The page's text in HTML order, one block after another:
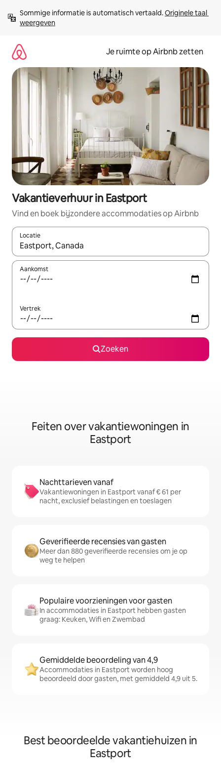
direct
naar
Sommige informatie is automatisch vertaald. Originele taal
weergeven
Je ruimte op Airbnb zetten
Vakantieverhuur in Eastport
Vind en boek bijzondere accommodaties op Airbnb
Locatie
Wanneer er suggesties beschikbaar zijn, maak je een keuze
Aankomst
Vertrek
Zoeken
Feiten over vakantiewoningen in
Eastport
Nachttarieven vanaf
Vakantiewoningen in Eastport vanaf € 61 per
nacht, exclusief belastingen en toeslagen
Geverifieerde recensies van gasten
Meer dan 880 geverifieerde recensies om je op
weg te helpen
Populaire voorzieningen voor gasten
In accommodaties in Eastport hebben gasten
graag: Keuken, Wifi en Zwembad
Gemiddelde beoordeling van 4,9
Accommodaties in Eastport worden hoog
beoordeeld door gasten, met gemiddeld 4,9 uit 5.
Best beoordeelde vakantiehuizen in
Eastport